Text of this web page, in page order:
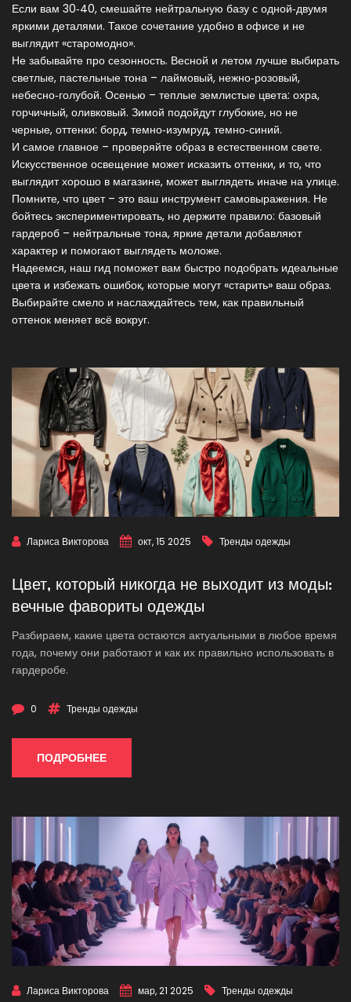
Если вам 30‑40, смешайте нейтральную базу с одной‑двумя
яркими деталями. Такое сочетание удобно в офисе и не
выглядит «старомодно».
Не забывайте про сезонность. Весной и летом лучше выбирать
светлые, пастельные тона – лаймовый, нежно‑розовый,
небесно‑голубой. Осенью – теплые землистые цвета: охра,
горчичный, оливковый. Зимой подойдут глубокие, но не
черные, оттенки: борд, темно‑изумруд, темно‑синий.
И самое главное – проверяйте образ в естественном свете.
Искусственное освещение может исказить оттенки, и то, что
выглядит хорошо в магазине, может выглядеть иначе на улице.
Помните, что цвет – это ваш инструмент самовыражения. Не
бойтесь экспериментировать, но держите правило: базовый
гардероб – нейтральные тона, яркие детали добавляют
характер и помогают выглядеть моложе.
Надеемся, наш гид поможет вам быстро подобрать идеальные
цвета и избежать ошибок, которые могут «старить» ваш образ.
Выбирайте смело и наслаждайтесь тем, как правильный
оттенок меняет всё вокруг.
Лариса Викторова окт, 15 2025 Тренды одежды
Цвет, который никогда не выходит из моды:
вечные фавориты одежды
Разбираем, какие цвета остаются актуальными в любое время
года, почему они работают и как их правильно использовать в
гардеробе.
0 Тренды одежды
ПОДРОБНЕЕ
Лариса Викторова мар, 21 2025 Тренды одежды